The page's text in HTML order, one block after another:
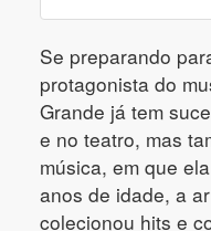
Se preparando
protagonista do
Grande já tem
e no teatro, mas
música, em que
anos de idade, a
colecionou hits e